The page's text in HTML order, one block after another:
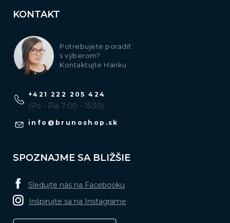
KONTAKT
Potrebujete poradiť
s výberom?
Kontaktujte Hanku
info @ brunoshop.sk
+421 222 205 424
(Po - Pia 7:00 - 15:30)
SPOZNAJME SA BLIŽŠIE
Sledujte nás na Facebooku
Inšpirujte sa na Instagrame